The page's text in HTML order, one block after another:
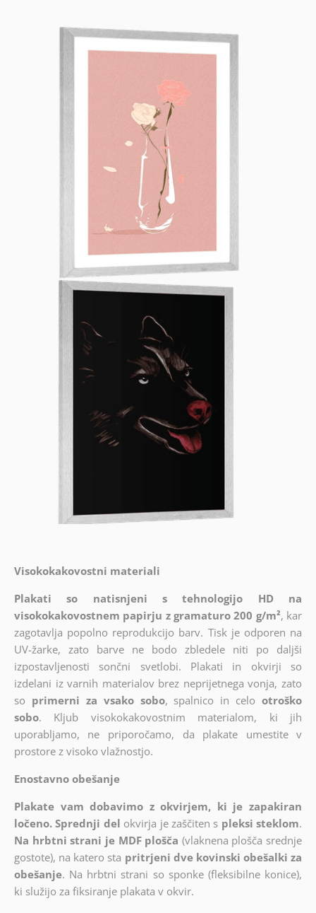
Visokokakovostni materiali
Plakati so natisnjeni s tehnologijo HD na
visokokakovostnem papirju z gramaturo 200 g/m², kar
zagotavlja popolno reprodukcijo barv. Tisk je odporen na
UV-žarke, zato barve ne bodo zbledele niti po daljši
izpostavljenosti sončni svetlobi. Plakati in okvirji so
izdelani iz varnih materialov brez neprijetnega vonja, zato
so primerni za vsako sobo, spalnico in celo otroško
sobo. Kljub visokokakovostnim materialom, ki jih
uporabljamo, ne priporočamo, da plakate umestite v
prostore z visoko vlažnostjo.
Enostavno obešanje
Plakate vam dobavimo z okvirjem, ki je zapakiran
ločeno. Sprednji del okvirja je zaščiten s pleksi steklom.
Na hrbtni strani je MDF plošča (vlaknena plošča srednje
gostote), na katero sta pritrjeni dve kovinski obešalki za
obešanje. Na hrbtni strani so sponke (fleksibilne konice),
ki služijo za fiksiranje plakata v okvir.